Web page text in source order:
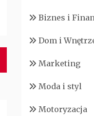
Biznes i
Dom i
Marketing
Moda i styl
Motoryzacja